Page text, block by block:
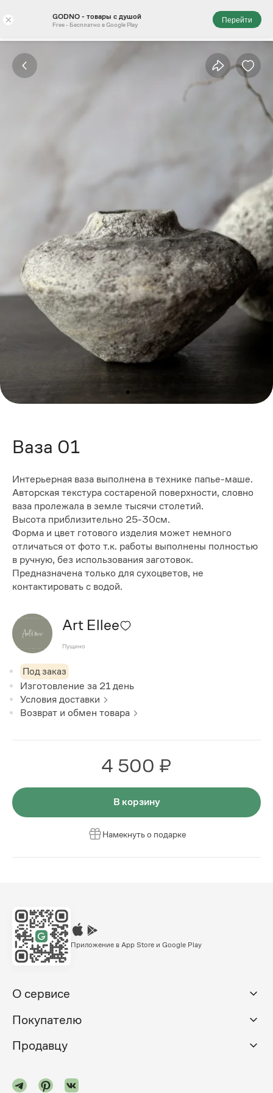
× GODNO - товары с душой
Free - Бесплатно в Google Play
Перейти
Ваза 01
Интерьерная ваза выполнена в технике папье-маше.
Авторская текстура состареной поверхности, словно
ваза пролежала в земле тысячи столетий.
Высота приблизительно 25-30см.
Форма и цвет готового изделия может немного
отличаться от фото т.к. работы выполнены полностью
в ручную, без использования заготовок.
Предназначена только для сухоцветов, не
контактировать с водой.
Art Ellee
Пущино
Под заказ
Изготовление за 21 день
Условия доставки
Возврат и обмен товара
4 500 ₽
В корзину
Намекнуть о подарке
Приложение в App Store и Google Play
О сервисе
Покупателю
Продавцу